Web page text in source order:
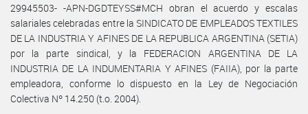
29945503- -APN-DGDTEYSS#MCH obran el acuerdo y escalas
salariales celebradas entre la SINDICATO DE EMPLEADOS TEXTILES
DE LA INDUSTRIA Y AFINES DE LA REPUBLICA ARGENTINA (SETIA)
por la parte sindical, y la FEDERACION ARGENTINA DE LA
INDUSTRIA DE LA INDUMENTARIA Y AFINES (FAIIA), por la parte
empleadora, conforme lo dispuesto en la Ley de Negociación
Colectiva Nº 14.250 (t.o. 2004).